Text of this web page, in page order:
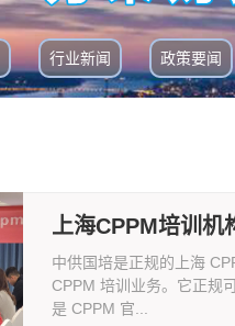
行业新闻 政策要闻
上海CPPM培训机
中供国培是正规的上海
CPPM 培训业务。它正规
是 CPPM 官...